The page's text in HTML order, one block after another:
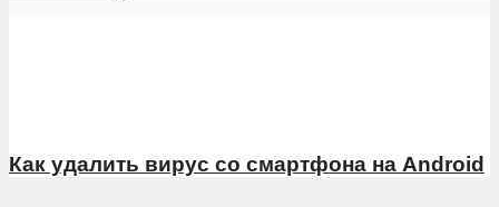
Как удалить вирус со смартфона на Android